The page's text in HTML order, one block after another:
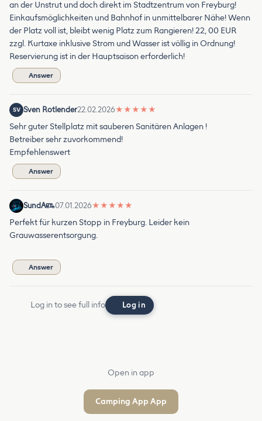
an der Unstrut und doch direkt im Stadtzentrum von Freyburg!
Einkaufsmöglichkeiten und Bahnhof in unmittelbarer Nähe! Wenn
der Platz voll ist, bleibt wenig Platz zum Rangieren! 22, 00 EUR
zzgl. Kurtaxe inklusive Strom und Wasser ist völlig in Ordnung!
Reservierung ist in der Hauptsaison erforderlich!
Answer
SV Sven Rotlender22.02.2026★ ★ ★ ★ ★
Sehr guter Stellplatz mit sauberen Sanitären Anlagen !
Betreiber sehr zuvorkommend!
Empfehlenswert
Answer
SundA 07.01.2026★ ★ ★ ★ ★
Perfekt für kurzen Stopp in Freyburg. Leider kein
Grauwasserentsorgung.
Answer
Log in to see full info Log in
Open in app
Camping App App